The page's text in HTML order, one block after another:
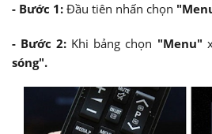
- Bước 1: Đầu tiên nhấn chọn
- Bước 2: Khi bảng chọn "Menu"
sóng".